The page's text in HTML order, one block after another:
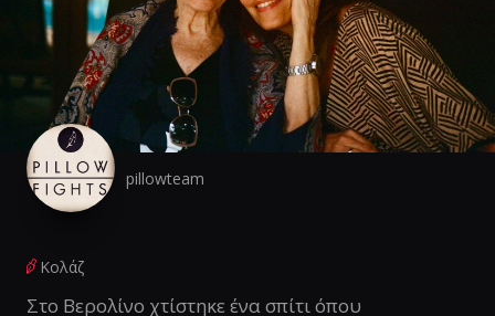
pillowteam
Κολάζ
Στο Βερολίνο χτίστηκε ένα σπίτι όπου